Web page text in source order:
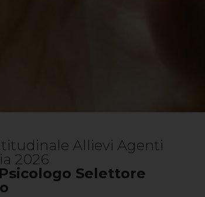
Allievi Agenti
2026
Selettore